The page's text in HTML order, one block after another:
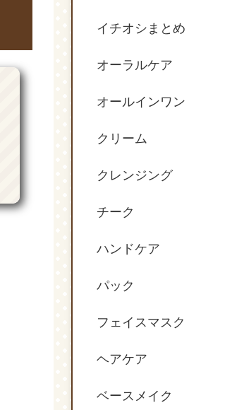
イチオシまとめ
オーラルケア
オールインワン
クリーム
クレンジング
チーク
ハンドケア
パック
フェイスマスク
ヘアケア
ベースメイク